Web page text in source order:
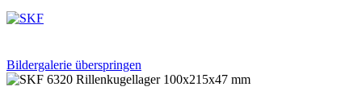
Bildergalerie überspringen